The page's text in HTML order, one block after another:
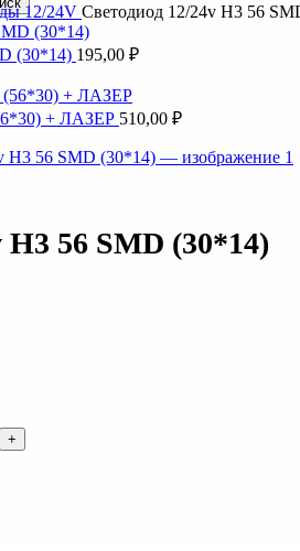
12/24V Светодиод 12/24v H3 56
(30*14) 195,00 ₽
+ ЛАЗЕР 510,00 ₽
H3 56 SMD (30*14)